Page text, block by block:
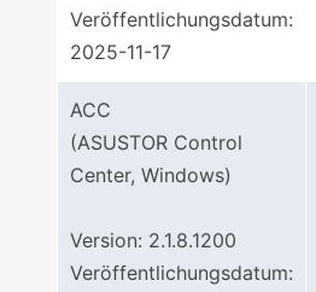
Veröffentlichungsdatum:
2025-11-17
ACC
(ASUSTOR Control
Center, Windows)
Version: 2.1.8.1200
Veröffentlichungsdatum: